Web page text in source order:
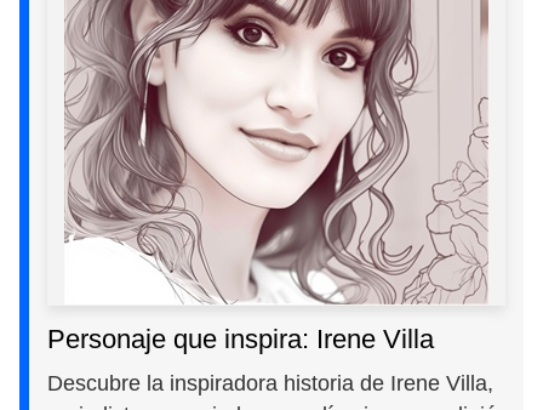
Personaje que inspira: Irene Villa
Descubre la inspiradora historia de Irene Villa,